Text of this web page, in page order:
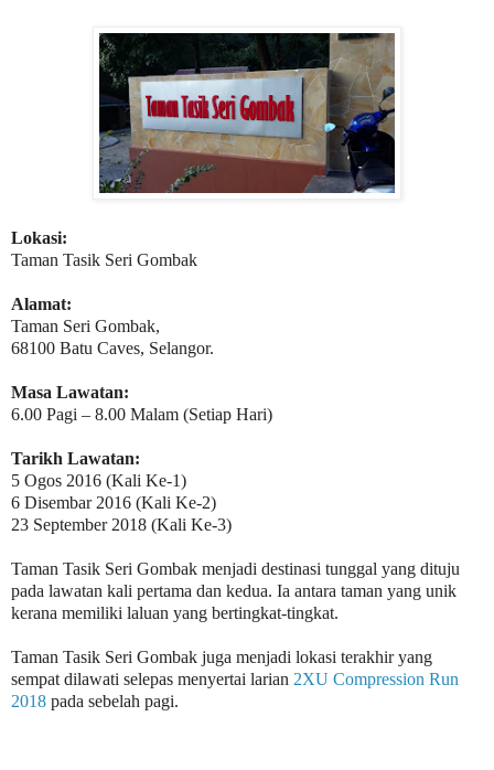
Lokasi:
Taman Tasik Seri Gombak
Alamat:
Taman Seri Gombak,
68100 Batu Caves, Selangor.
Masa Lawatan:
6.00 Pagi – 8.00 Malam (Setiap Hari)
Tarikh Lawatan:
5 Ogos 2016 (Kali Ke-1)
6 Disembar 2016 (Kali Ke-2)
23 September 2018 (Kali Ke-3)
Taman Tasik Seri Gombak menjadi destinasi tunggal yang dituju
pada lawatan kali pertama dan kedua. Ia antara taman yang unik
kerana memiliki laluan yang bertingkat-tingkat.
Taman Tasik Seri Gombak juga menjadi lokasi terakhir yang
sempat dilawati selepas menyertai larian 2XU Compression Run
2018 pada sebelah pagi.